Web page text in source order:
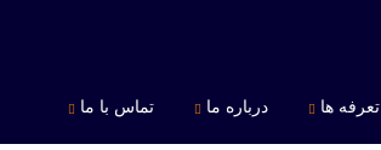
تعرفه ها درباره ما تماس با ما